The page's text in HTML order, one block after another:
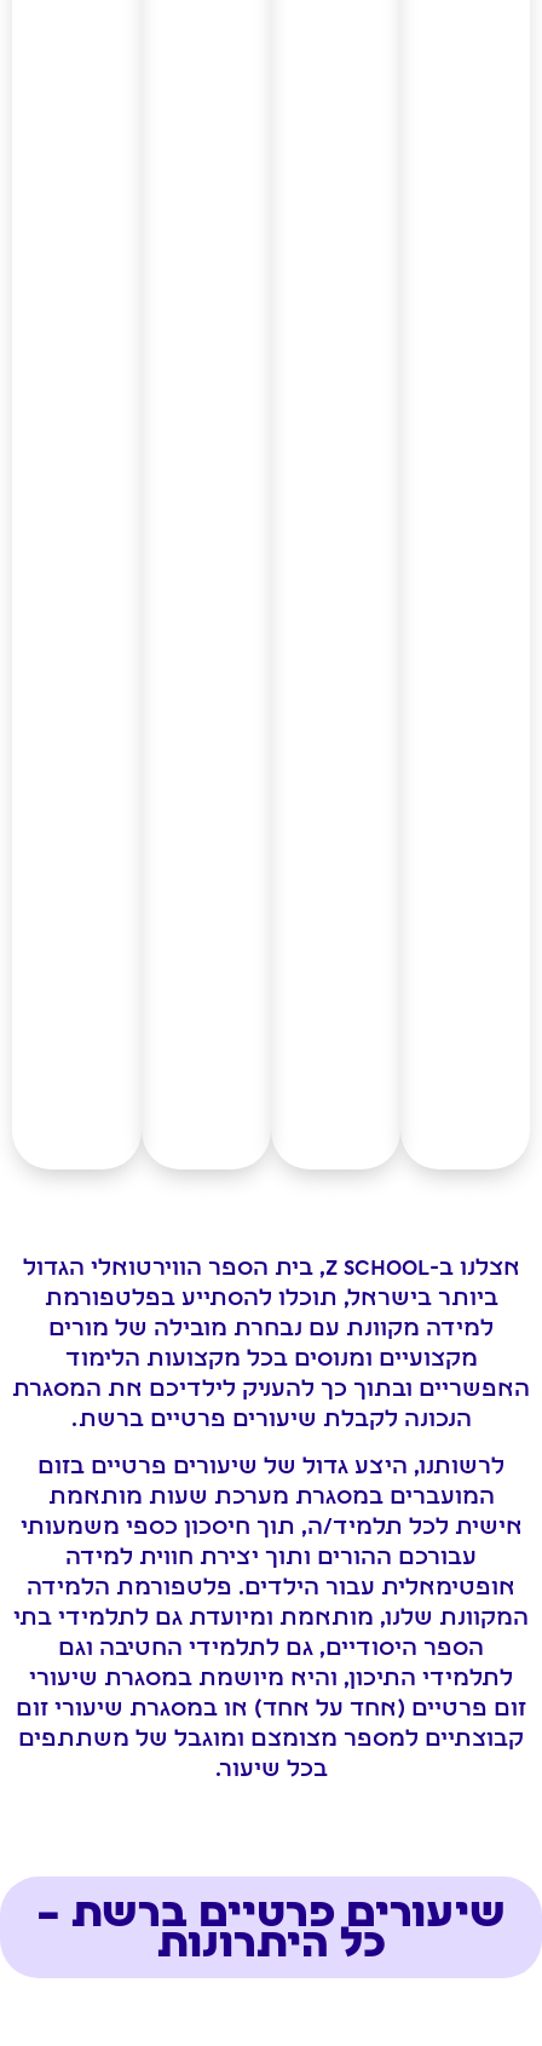
אצלנו ב-Z SCHOOL, בית הספר הווירטואלי הגדול
ביותר בישראל, תוכלו להסתייע בפלטפורמת
למידה מקוונת עם נבחרת מובילה של מורים
מקצועיים ומנוסים בכל מקצועות הלימוד
האפשריים ובתוך כך להעניק לילדיכם את המסגרת
הנכונה לקבלת שיעורים פרטיים ברשת.
לרשותנו, היצע גדול של שיעורים פרטיים בזום
המועברים במסגרת מערכת שעות מותאמת
אישית לכל תלמיד/ה, תוך חיסכון כספי משמעותי
עבורכם ההורים ותוך יצירת חווית למידה
אופטימאלית עבור הילדים. פלטפורמת הלמידה
המקוונת שלנו, מותאמת ומיועדת גם לתלמידי בתי
הספר היסודיים, גם לתלמידי החטיבה וגם
לתלמידי התיכון, והיא מיושמת במסגרת שיעורי
זום פרטיים (אחד על אחד) או במסגרת שיעורי זום
קבוצתיים למספר מצומצם ומוגבל של משתתפים
בכל שיעור.
שיעורים פרטיים ברשת –
כל היתרונות